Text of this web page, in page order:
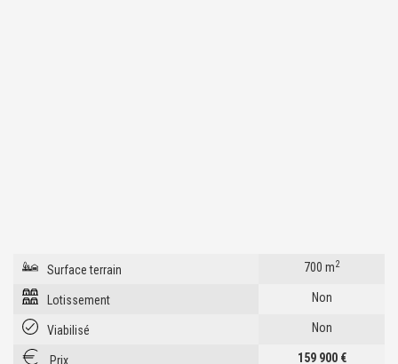
Surface terrain 700 m2
Lotissement Non
Viabilisé Non
Prix 159 900 €